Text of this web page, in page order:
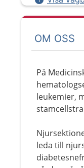
OM OSS
På
leukemier,
leda till